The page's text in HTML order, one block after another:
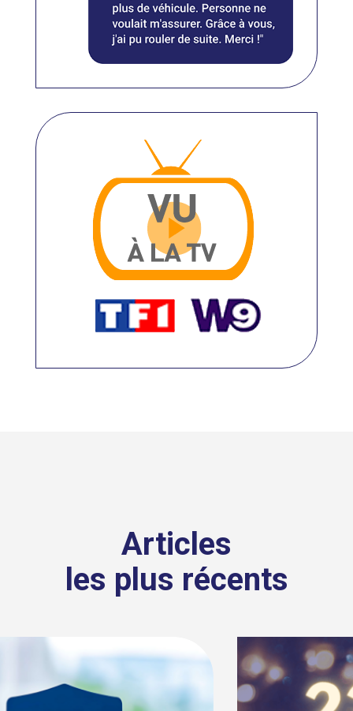
Articles
les plus récents